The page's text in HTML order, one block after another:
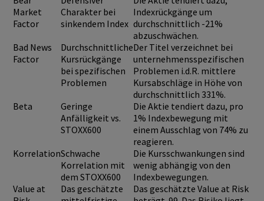
Market
Factor
Charakter bei
sinkendem Index
Indexrückgänge um
durchschnittlich -21%
abzuschwächen.
Bad News
Factor
Durchschnittliche
Kursrückgänge
bei spezifischen
Problemen
Der Titel verzeichnet bei
unternehmensspezifischen
Problemen i.d.R. mittlere
Kursabschläge in Höhe von
durchschnittlich 331%.
Beta
Geringe
Anfälligkeit vs.
STOXX600
Die Aktie tendiert dazu, pro
1% Indexbewegung mit
einem Ausschlag von 74% zu
reagieren.
KorrelationSchwache
Korrelation mit
dem STOXX600
Die Kursschwankungen sind
wenig abhängig von den
Indexbewegungen.
Value at
Das geschätzte
Das geschätzte Value at Risk